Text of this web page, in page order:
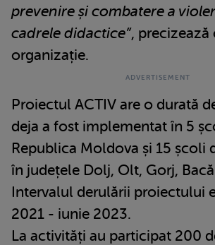
prevenire și combatere a
cadrele didactice”, precizează
organizație.
Proiectul ACTIV are o durată
deja a fost implementat în 5
Republica Moldova și 15 școli
în județele Dolj, Olt, Gorj,
Intervalul derulării proiectului
2021 - iunie 2023.
La activități au participat 200